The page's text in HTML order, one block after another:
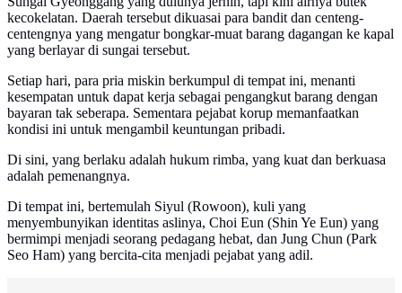
kecokelatan. Daerah tersebut dikuasai para bandit dan centeng-
centengnya yang mengatur bongkar-muat barang dagangan ke kapal
yang berlayar di sungai tersebut.
Setiap hari, para pria miskin berkumpul di tempat ini, menanti
kesempatan untuk dapat kerja sebagai pengangkut barang dengan
bayaran tak seberapa. Sementara pejabat korup memanfaatkan
kondisi ini untuk mengambil keuntungan pribadi.
Di sini, yang berlaku adalah hukum rimba, yang kuat dan berkuasa
adalah pemenangnya.
Di tempat ini, bertemulah Siyul (Rowoon), kuli yang
menyembunyikan identitas aslinya, Choi Eun (Shin Ye Eun) yang
bermimpi menjadi seorang pedagang hebat, dan Jung Chun (Park
Seo Ham) yang bercita-cita menjadi pejabat yang adil.